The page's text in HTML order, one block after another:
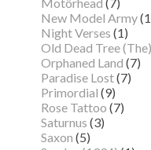
New Model Army
Night Verses (1)
Old Dead Tree (The)
Orphaned Land (7)
Paradise Lost(7)
Primordial (9)
Rose Tattoo (7)
Saturnus (3)
Saxon (5)